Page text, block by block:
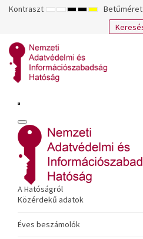
Kontraszt ALAPÉRTELMEZETT
ÉJSZAKAI
NAGY
KONTRASZTÚ
NAGY
KONTRASZTÚ
NAGY
KONTRASZTÚ
SÁRGA
FEKETE
Betűméret
A Hatóságról
Közérdekű adatok
Éves beszámolók